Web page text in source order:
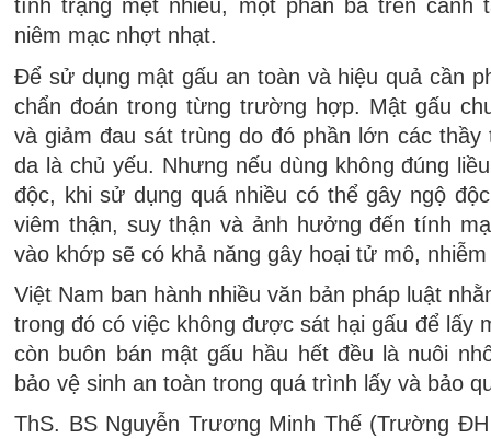
tình trạng mệt nhiều, một phần ba trên cánh
niêm mạc nhợt nhạt.
Để sử dụng mật gấu an toàn và hiệu quả cần
chẩn đoán trong từng trường hợp. Mật gấu
và giảm đau sát trùng do đó phần lớn các thầy
da là chủ yếu. Nhưng nếu dùng không đúng
độc, khi sử dụng quá nhiều có thể gây ngộ
viêm thận, suy thận và ảnh hưởng đến tính
vào khớp sẽ có khả năng gây hoại tử mô,
Việt Nam ban hành nhiều văn bản pháp luật
trong đó có việc không được sát hại gấu để lấy
còn buôn bán mật gấu hầu hết đều là nuôi
bảo vệ sinh an toàn trong quá trình lấy và bảo
ThS. BS Nguyễn Trương Minh Thế (Trường